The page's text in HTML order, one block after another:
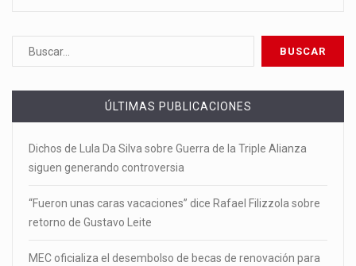
ÚLTIMAS PUBLICACIONES
Dichos de Lula Da Silva sobre Guerra de la Triple Alianza
siguen generando controversia
“Fueron unas caras vacaciones” dice Rafael Filizzola sobre
retorno de Gustavo Leite
MEC oficializa el desembolso de becas de renovación para